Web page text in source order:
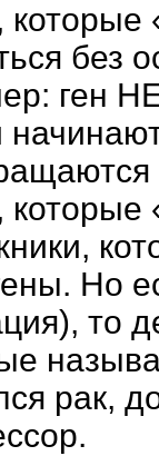
которые
без
ген
Но
то
рак,